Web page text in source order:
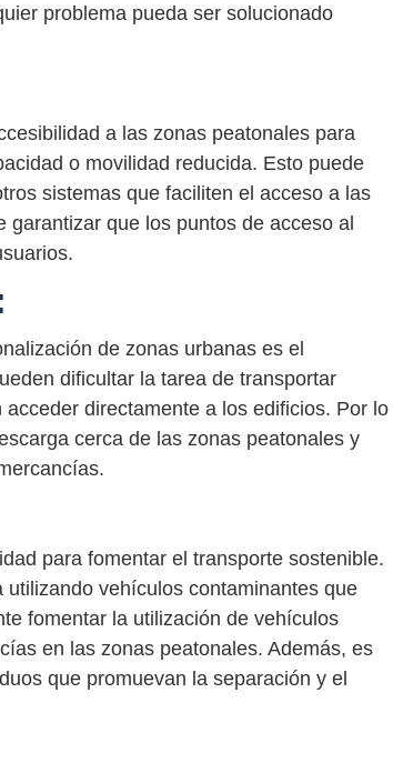
problema pueda ser solucionado
a las zonas peatonales para
o movilidad reducida. Esto puede
sistemas que faciliten el acceso a las
garantizar que los puntos de acceso al
de zonas urbanas es el
dificultar la tarea de transportar
directamente a los edificios. Por lo
cerca de las zonas peatonales y
para fomentar el transporte sostenible.
vehículos contaminantes que
fomentar la utilización de vehículos
en las zonas peatonales. Además, es
que promuevan la separación y el